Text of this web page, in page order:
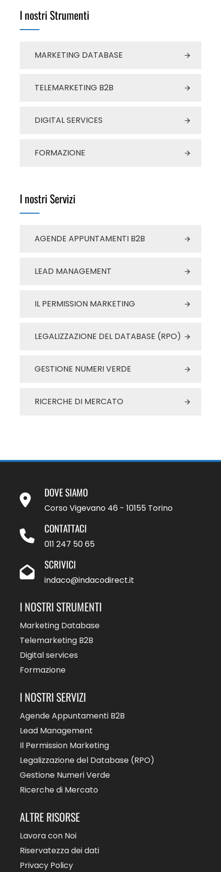
I nostri Strumenti
MARKETING DATABASE
TELEMARKETING B2B
DIGITAL SERVICES
FORMAZIONE
I nostri Servizi
AGENDE APPUNTAMENTI B2B
LEAD MANAGEMENT
IL PERMISSION MARKETING
LEGALIZZAZIONE DEL DATABASE (RPO)
GESTIONE NUMERI VERDE
RICERCHE DI MERCATO
DOVE SIAMO
Corso Vigevano 46 - 10155 Torino
CONTATTACI
011 247 50 65
SCRIVICI
indaco@indacodirect.it
I NOSTRI STRUMENTI
Marketing Database
Telemarketing B2B
Digital services
Formazione
I NOSTRI SERVIZI
Agende Appuntamenti B2B
Lead Management
Il Permission Marketing
Legalizzazione del Database (RPO)
Gestione Numeri Verde
Ricerche di Mercato
ALTRE RISORSE
Lavora con Noi
Riservatezza dei dati
Privacy Policy